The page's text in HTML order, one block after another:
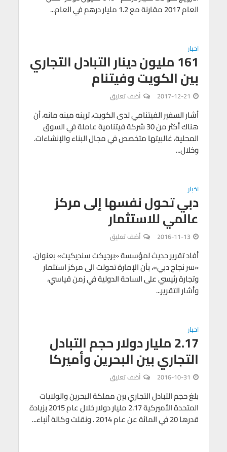
العام 2017 مقارنة مع 1.2 مليار درهم في العام...
اخبار
161 مليون دينار التبادل التجاري
بين الكويت وفيتنام
2017-12-21 أضف تعليق
أشار السفير الفيتنامي لدى الكويت، ترينه مينه مانه، أن
هناك أكثر من 30 شركة فيتنامية عاملة في السوق
المحلية، غالبيتها متخصص في مجال البناء والإنشاءات.
وخلال...
اخبار
دبي تحول نفسها إلى مركز
عالمي للاستثمار
2016-11-13 أضف تعليق
أفاد تقرير حديث لمؤسسة «برجيكت سنديكيت» بعنوان،
«سر نجاح دبي»، بأن الإمارة تحولت الى مركز استثمار
وتجارة رئيسي على الساحة الدولية في زمن قياسي،
وأشار التقرير...
اخبار
2.17 مليار دولار حجم التبادل
التجاري بين البحرين وأميركا
2016-10-31 أضف تعليق
بلغ حجم التبادل التجاري بين مملكة البحرين والولايات
المتحدة الأميركية 2.17 مليار دولار خلال عام 2015 بزيادة
قدرها 20 في المائة عن عام 2014 . ونقلت وكالة أنباء...